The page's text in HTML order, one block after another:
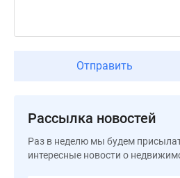
скидками
Видео
Отправить
Рассылка новостей
Раз в неделю мы будем
интересные новости о